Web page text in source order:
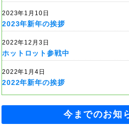
2023年1月10日
2023年新年の挨拶
2022年12月3日
ホットロット参戦中
2022年1月4日
2022年新年の挨拶
今までのお知